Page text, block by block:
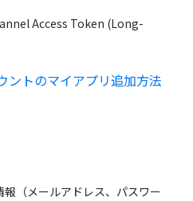
Access Token (Long-
ントのマイアプリ追加方法
（メールアドレス、パスワー